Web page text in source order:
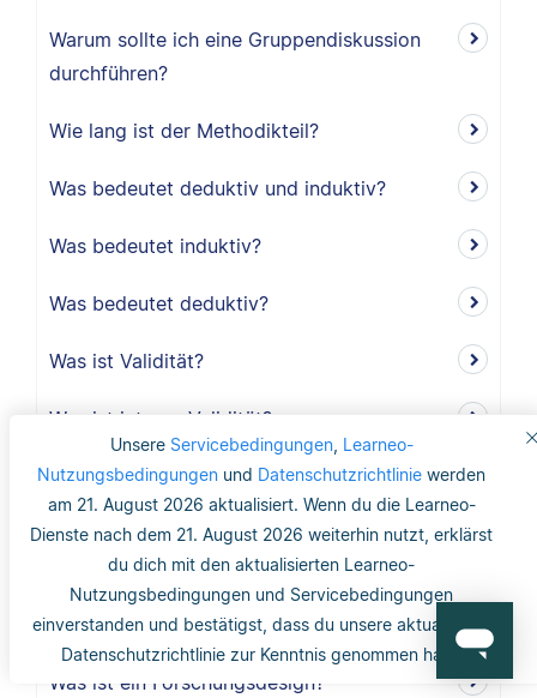
Unsere Servicebedingungen, Learneo-
Nutzungsbedingungen und Datenschutzrichtlinie werden
am 21. August 2026 aktualisiert. Wenn du die Learneo-
Dienste nach dem 21. August 2026 weiterhin nutzt, erklärst
du dich mit den aktualisierten Learneo-
Nutzungsbedingungen und Servicebedingungen
einverstanden und bestätigst, dass du unsere aktualisierte
Datenschutzrichtlinie zur Kenntnis genommen hast.
Warum sollte ich eine Gruppendiskussion
durchführen?
Wie lang ist der Methodikteil?
Was bedeutet deduktiv und induktiv?
Was bedeutet induktiv?
Was bedeutet deduktiv?
Was ist Validität?
Was ist interne Validität?
Was versteht man unter Validität?
Was ist die Reliabilität?
Was ist mit dem Gütekriterium der
Objektivität gemeint?
Was ist ein Forschungsdesign?